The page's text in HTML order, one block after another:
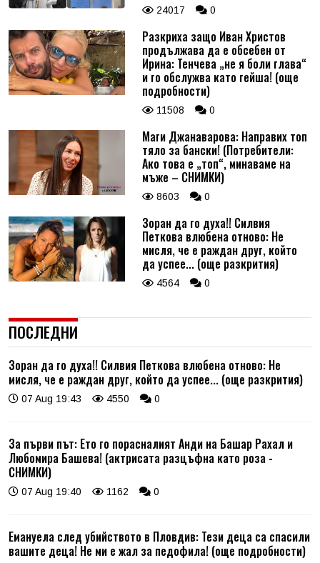
24017 0
Разкриха защо Иван Христов
продължава да е обсебен от
Ирина: Тенчева „не я боли глава“
и го обслужва като гейша! (още
подробности)
11508 0
Маги Джанаварова: Направих топ
тяло за бански! (Потребители:
Ако това е „топ“, минаваме на
мъже – СНИМКИ)
8603 0
Зоран да го духа!! Силвия
Петкова влюбена отново: Не
мисля, че е раждан друг, който
да успее... (още разкрития)
4564 0
ПОСЛЕДНИ
Зоран да го духа!! Силвия Петкова влюбена отново: Не
мисля, че е раждан друг, който да успее... (още разкрития)
07 Aug 19:43 4550 0
За първи път: Ето го порасналият Анди на Башар Рахал и
Любомира Башева! (актрисата разцъфна като роза -
СНИМКИ)
07 Aug 19:40 1162 0
Емануела след убийството в Пловдив: Тези деца са спасили
вашите деца! Не ми е жал за педофила! (още подробности)